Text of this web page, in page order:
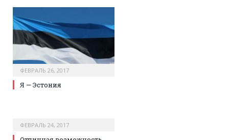
ФЕВРАЛЬ 26, 2017
Я — Эстония
ФЕВРАЛЬ 24, 2017